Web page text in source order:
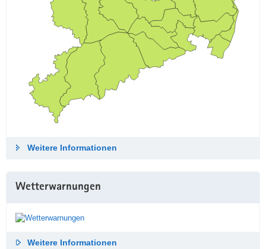
Weitere Informationen
Wetterwarnungen
Weitere Informationen